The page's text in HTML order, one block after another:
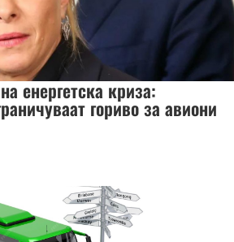
енергетска криза:
гориво за авиони